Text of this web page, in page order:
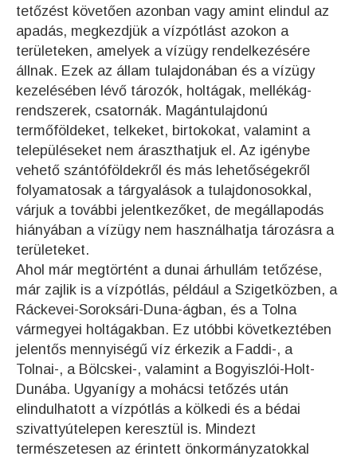
tetőzést követően azonban vagy amint elindul az
apadás, megkezdjük a vízpótlást azokon a
területeken, amelyek a vízügy rendelkezésére
állnak. Ezek az állam tulajdonában és a vízügy
kezelésében lévő tározók, holtágak, mellékág-
rendszerek, csatornák. Magántulajdonú
termőföldeket, telkeket, birtokokat, valamint a
településeket nem áraszthatjuk el. Az igénybe
vehető szántóföldekről és más lehetőségekről
folyamatosak a tárgyalások a tulajdonosokkal,
várjuk a további jelentkezőket, de megállapodás
hiányában a vízügy nem használhatja tározásra a
területeket.
Ahol már megtörtént a dunai árhullám tetőzése,
már zajlik is a vízpótlás, például a Szigetközben, a
Ráckevei-Soroksári-Duna-ágban, és a Tolna
vármegyei holtágakban. Ez utóbbi következtében
jelentős mennyiségű víz érkezik a Faddi-, a
Tolnai-, a Bölcskei-, valamint a Bogyiszlói-Holt-
Dunába. Ugyanígy a mohácsi tetőzés után
elindulhatott a vízpótlás a kölkedi és a bédai
szivattyútelepen keresztül is. Mindezt
természetesen az érintett önkormányzatokkal